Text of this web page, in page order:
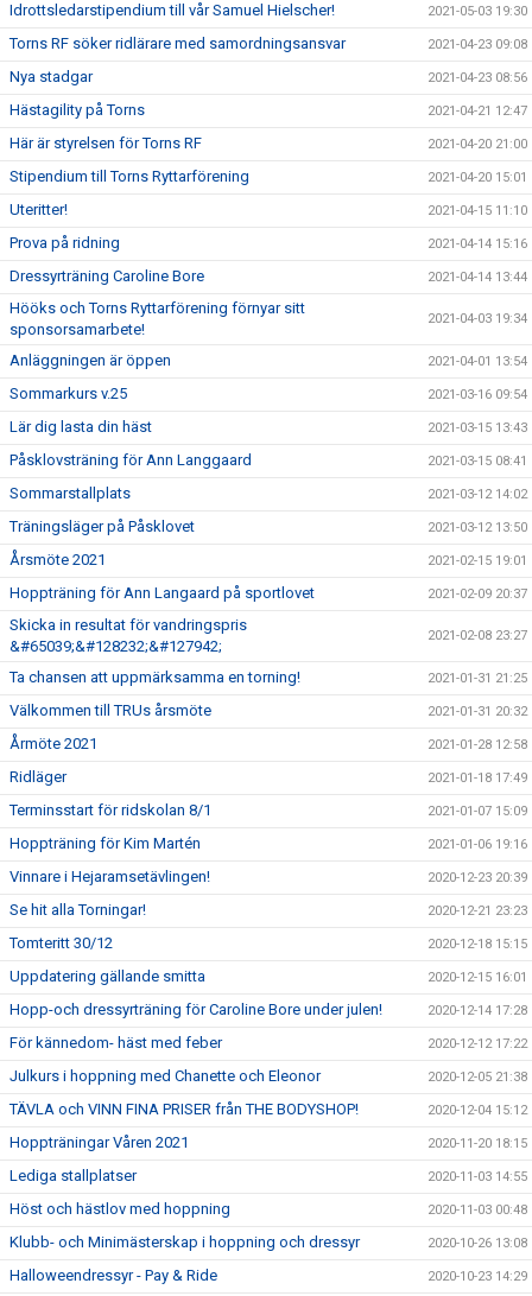
Idrottsledarstipendium till vår Samuel Hielscher! 2021-05-03 19:30
Torns RF söker ridlärare med samordningsansvar 2021-04-23 09:08
Nya stadgar 2021-04-23 08:56
Hästagility på Torns 2021-04-21 12:47
Här är styrelsen för Torns RF 2021-04-20 21:00
Stipendium till Torns Ryttarförening 2021-04-20 15:01
Uteritter! 2021-04-15 11:10
Prova på ridning 2021-04-14 15:16
Dressyrträning Caroline Bore 2021-04-14 13:44
Hööks och Torns Ryttarförening förnyar sitt
sponsorsamarbete!
2021-04-03 19:34
Anläggningen är öppen 2021-04-01 13:54
Sommarkurs v.25 2021-03-16 09:54
Lär dig lasta din häst 2021-03-15 13:43
Påsklovsträning för Ann Langgaard 2021-03-15 08:41
Sommarstallplats 2021-03-12 14:02
Träningsläger på Påsklovet 2021-03-12 13:50
Årsmöte 2021 2021-02-15 19:01
Hoppträning för Ann Langaard på sportlovet 2021-02-09 20:37
Skicka in resultat för vandringspris
&#65039;&#128232;&#127942;
2021-02-08 23:27
Ta chansen att uppmärksamma en torning! 2021-01-31 21:25
Välkommen till TRUs årsmöte 2021-01-31 20:32
Årmöte 2021 2021-01-28 12:58
Ridläger 2021-01-18 17:49
Terminsstart för ridskolan 8/1 2021-01-07 15:09
Hoppträning för Kim Martén 2021-01-06 19:16
Vinnare i Hejaramsetävlingen! 2020-12-23 20:39
Se hit alla Torningar! 2020-12-21 23:23
Tomteritt 30/12 2020-12-18 15:15
Uppdatering gällande smitta 2020-12-15 16:01
Hopp-och dressyrträning för Caroline Bore under julen! 2020-12-14 17:28
För kännedom- häst med feber 2020-12-12 17:22
Julkurs i hoppning med Chanette och Eleonor 2020-12-05 21:38
TÄVLA och VINN FINA PRISER från THE BODYSHOP! 2020-12-04 15:12
Hoppträningar Våren 2021 2020-11-20 18:15
Lediga stallplatser 2020-11-03 14:55
Höst och hästlov med hoppning 2020-11-03 00:48
Klubb- och Minimästerskap i hoppning och dressyr 2020-10-26 13:08
Halloweendressyr - Pay & Ride 2020-10-23 14:29